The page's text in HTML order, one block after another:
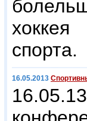
спорта.
16.05.2013